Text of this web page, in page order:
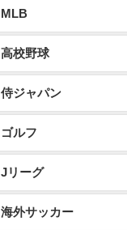
MLB
高校野球
侍ジャパン
ゴルフ
Jリーグ
海外サッカー